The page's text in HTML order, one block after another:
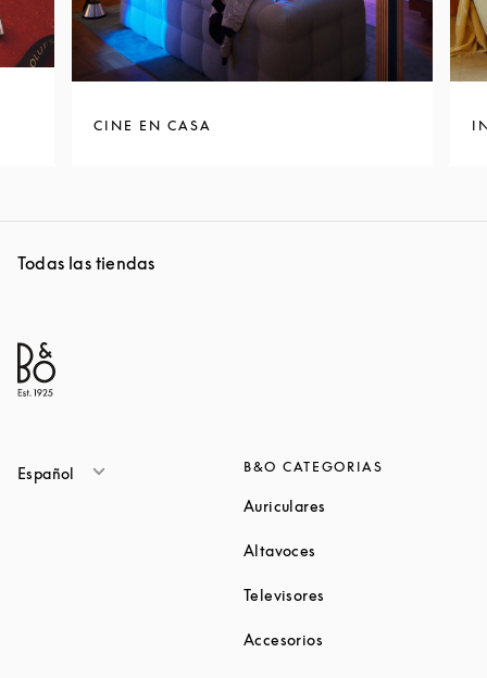
CINE EN CASA
Todas las tiendas
Español B&O CATEGORIAS
Auriculares
Altavoces
Televisores
Accesorios